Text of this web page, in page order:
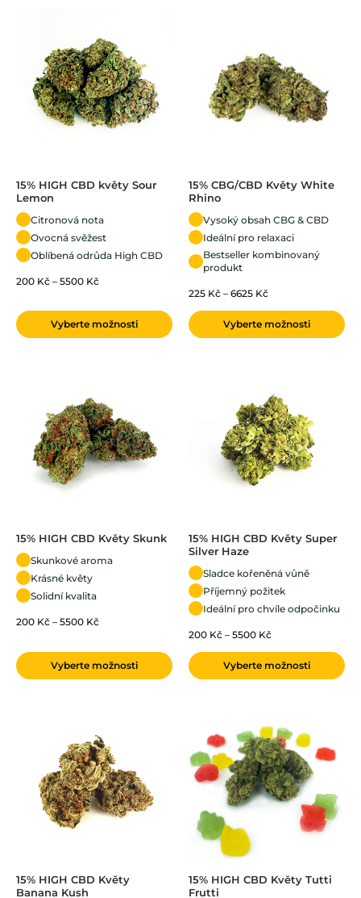
15% HIGH CBD květy Sour
Lemon
Citronová nota
Ovocná svěžest
Oblíbená odrůda High CBD
200 Kč – 5500 Kč
Vyberte možnosti
15% CBG/CBD Květy White
Rhino
Vysoký obsah CBG & CBD
Ideální pro relaxaci
Bestseller kombinovaný
produkt
225 Kč – 6625 Kč
Vyberte možnosti
15% HIGH CBD Květy Skunk
Skunkové aroma
Krásné květy
Solidní kvalita
200 Kč – 5500 Kč
Vyberte možnosti
15% HIGH CBD Květy Super
Silver Haze
Sladce kořeněná vůně
Příjemný požitek
Ideální pro chvíle odpočinku
200 Kč – 5500 Kč
Vyberte možnosti
15% HIGH CBD Květy
Banana Kush
15% HIGH CBD Květy Tutti
Frutti